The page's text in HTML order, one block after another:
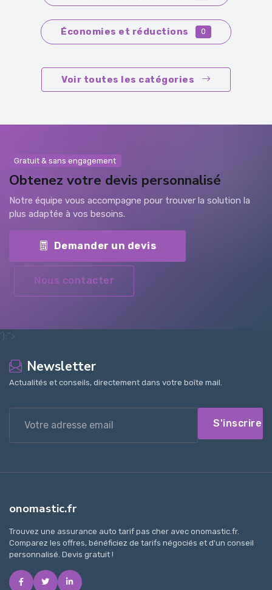
Économies et réductions 0
Voir toutes les catégories
Gratuit & sans engagement
Obtenez votre devis personnalisé
Notre équipe vous accompagne pour trouver la solution la
plus adaptée à vos besoins.
Demander un devis
Nous contacter
');">
Newsletter
Actualités et conseils, directement dans votre boîte mail.
S'inscrire
onomastic.fr
Trouvez une assurance auto tarif pas cher avec onomastic.fr.
Comparez les offres, bénéficiez de tarifs négociés et d'un conseil
personnalisé. Devis gratuit !